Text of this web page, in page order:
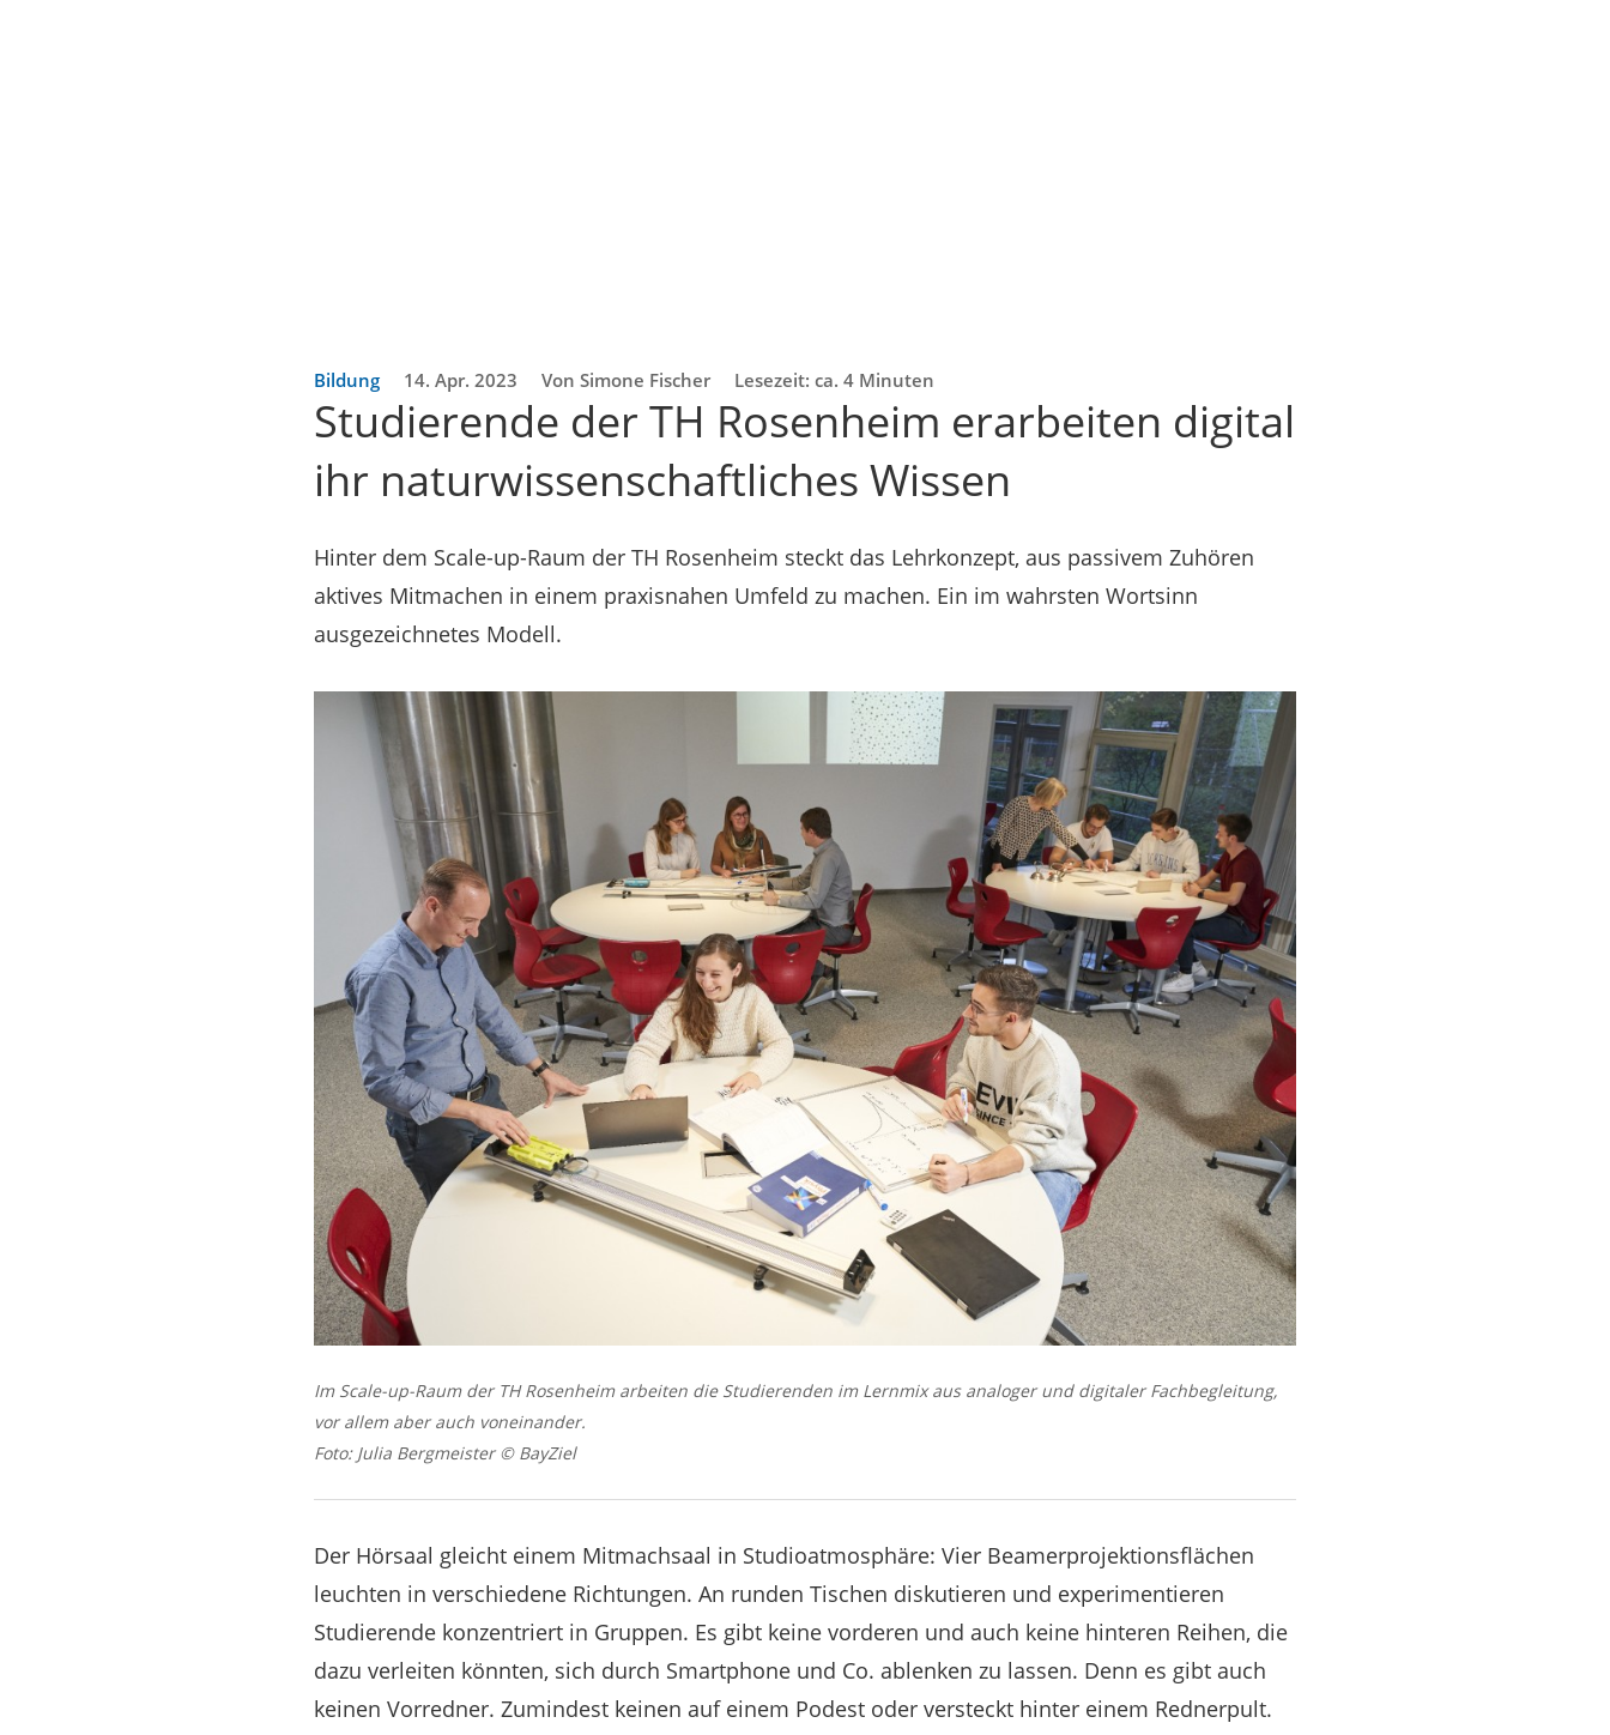
Bildung 14. Apr. 2023 Von Simone Fischer Lesezeit: ca. 4 Minuten
Studierende der TH Rosenheim erarbeiten digital
ihr naturwissenschaftliches Wissen
Hinter dem Scale-up-Raum der TH Rosenheim steckt das Lehrkonzept, aus passivem Zuhören
aktives Mitmachen in einem praxisnahen Umfeld zu machen. Ein im wahrsten Wortsinn
ausgezeichnetes Modell.
Im Scale-up-Raum der TH Rosenheim arbeiten die Studierenden im Lernmix aus analoger und digitaler Fachbegleitung,
vor allem aber auch voneinander.
Foto: Julia Bergmeister © BayZiel
Der Hörsaal gleicht einem Mitmachsaal in Studioatmosphäre: Vier Beamerprojektionsflächen
leuchten in verschiedene Richtungen. An runden Tischen diskutieren und experimentieren
Studierende konzentriert in Gruppen. Es gibt keine vorderen und auch keine hinteren Reihen, die
dazu verleiten könnten, sich durch Smartphone und Co. ablenken zu lassen. Denn es gibt auch
keinen Vorredner. Zumindest keinen auf einem Podest oder versteckt hinter einem Rednerpult.